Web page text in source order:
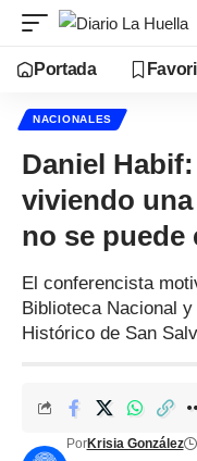
Portada
NACIONALES
Daniel
viviendo
no se puede
El conferencista
Biblioteca Nacional
Histórico de San
PorKrisia González